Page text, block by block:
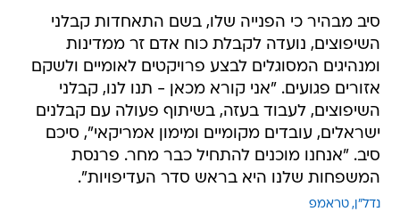
סיב מבהיר כי הפנייה שלו, בשם התאחדות קבלני
השיפוצים, נועדה לקבלת כוח אדם זר ממדינות
ומנהיגים המסוגלים לבצע פרויקטים לאומיים ולשקם
אזורים פגועים. "אני קורא מכאן - תנו לנו, קבלני
השיפוצים, לעבוד בעזה, בשיתוף פעולה עם קבלנים
ישראלים, עובדים מקומיים ומימון אמריקאי", סיכם
סיב. "אנחנו מוכנים להתחיל כבר מחר. פרנסת
המשפחות שלנו היא בראש סדר העדיפויות".
נדל"ן טראמפ